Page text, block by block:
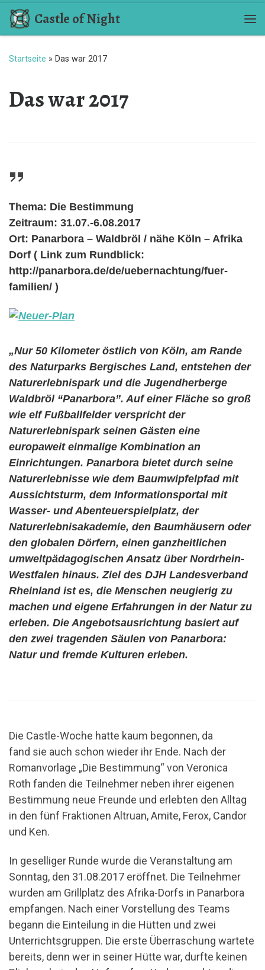
Zum Inhalt springen
Castle of Night
Startseite » Das war 2017
Das war 2017
Thema: Die Bestimmung
Zeitraum: 31.07.-6.08.2017
Ort: Panarbora – Waldbröl / nähe Köln – Afrika
Dorf ( Link zum Rundblick:
http://panarbora.de/de/uebernachtung/fuer-
familien/ )
„Nur 50 Kilometer östlich von Köln, am Rande
des Naturparks Bergisches Land, entstehen der
Naturerlebnispark und die Jugendherberge
Waldbröl “Panarbora”. Auf einer Fläche so groß
wie elf Fußballfelder verspricht der
Naturerlebnispark seinen Gästen eine
europaweit einmalige Kombination an
Einrichtungen. Panarbora bietet durch seine
Naturerlebnisse wie dem Baumwipfelpfad mit
Aussichtsturm, dem Informationsportal mit
Wasser- und Abenteuerspielplatz, der
Naturerlebnisakademie, den Baumhäusern oder
den globalen Dörfern, einen ganzheitlichen
umweltpädagogischen Ansatz über Nordrhein-
Westfalen hinaus. Ziel des DJH Landesverband
Rheinland ist es, die Menschen neugierig zu
machen und eigene Erfahrungen in der Natur zu
erleben. Die Angebotsausrichtung basiert auf
den zwei tragenden Säulen von Panarbora:
Natur und fremde Kulturen erleben.
Die Castle-Woche hatte kaum begonnen, da
fand sie auch schon wieder ihr Ende. Nach der
Romanvorlage „Die Bestimmung“ von Veronica
Roth fanden die Teilnehmer neben ihrer eigenen
Bestimmung neue Freunde und erlebten den Alltag
in den fünf Fraktionen Altruan, Amite, Ferox, Candor
und Ken.
In geselliger Runde wurde die Veranstaltung am
Sonntag, den 31.08.2017 eröffnet. Die Teilnehmer
wurden am Grillplatz des Afrika-Dorfs in Panarbora
empfangen. Nach einer Vorstellung des Teams
begann die Einteilung in die Hütten und zwei
Unterrichtsgruppen. Die erste Überraschung wartete
bereits, denn wer in seiner Hütte war, durfte keinen